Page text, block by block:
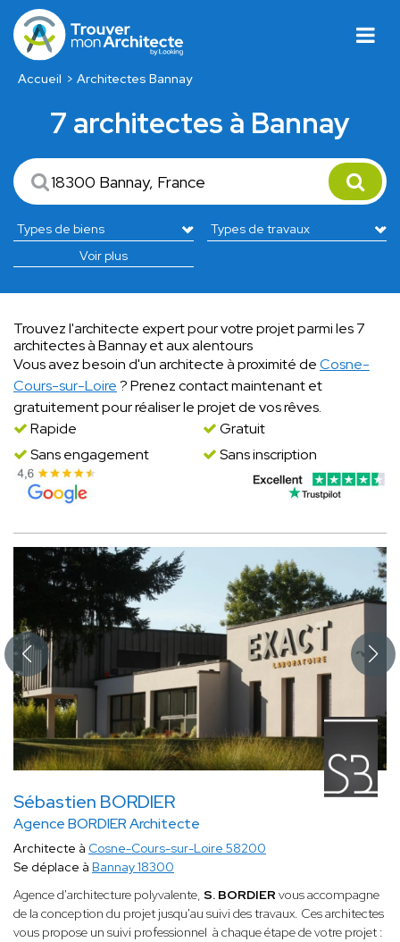
Accueil Architectes Bannay
7 architectes à Bannay
Voir plus
Trouvez l'architecte expert pour votre projet parmi les 7
architectes à Bannay et aux alentours
Vous avez besoin d'un architecte à proximité deCosne-
Cours-sur-Loire? Prenez contact maintenant et
gratuitement pour réaliser le projet de vos rêves.
Rapide
Gratuit
Sans engagement
Sans inscription
Sébastien BORDIER
Agence BORDIER Architecte
Architecte à Cosne-Cours-sur-Loire 58200
Se déplace à Bannay 18300
Agence d'architecture polyvalente, S. BORDIER vousaccompagne
de la conception du projet jusqu'au suivi des travaux. Ces architectes
vous propose un suivi professionnel à chaque étape de votre projet :